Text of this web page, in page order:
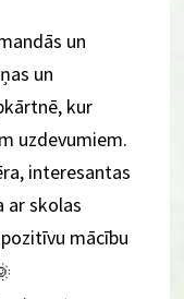
un
un
kur
uzdevumiem.
interesantas
ar skolas
mācību